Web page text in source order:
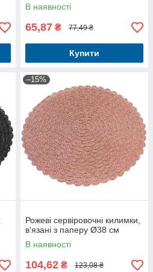
В наявності
65,87 ₴ 77,49 ₴
Купити
–15%
Рожеві сервіровочні килимки,
в'язані з паперу Ø38 см
В наявності
104,62 ₴ 123,08 ₴